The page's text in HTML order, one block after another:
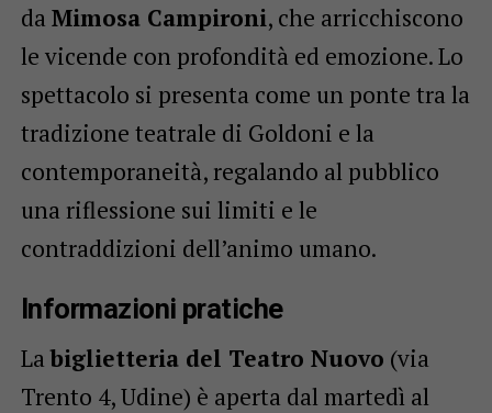
da Mimosa Campironi, che arricchiscono
le vicende con profondità ed emozione. Lo
spettacolo si presenta come un ponte tra la
tradizione teatrale di Goldoni e la
contemporaneità, regalando al pubblico
una riflessione sui limiti e le
contraddizioni dell’animo umano.
Informazioni pratiche
Labiglietteria del Teatro Nuovo (via
Trento 4, Udine) è aperta dal martedì al